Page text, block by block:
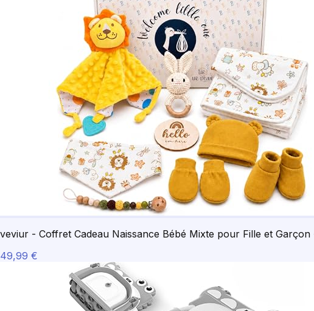
veviur - Coffret Cadeau Naissance Bébé Mixte pour Fille et
49,99 €